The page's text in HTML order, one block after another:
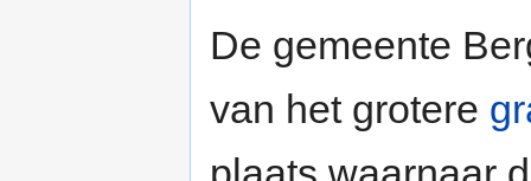
De gemeente
van het grotere